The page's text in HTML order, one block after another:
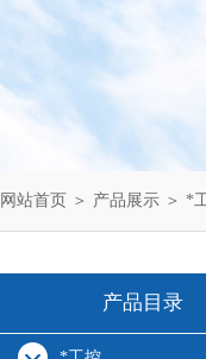
网站首页 ＞ 产品展示 ＞ *
产品目录